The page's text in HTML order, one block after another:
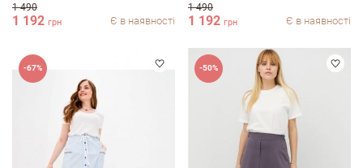
1 490
1 192 грн Є в наявності
1 490
1 192 грн Є в наявності
-67% -50%
email
Коментар